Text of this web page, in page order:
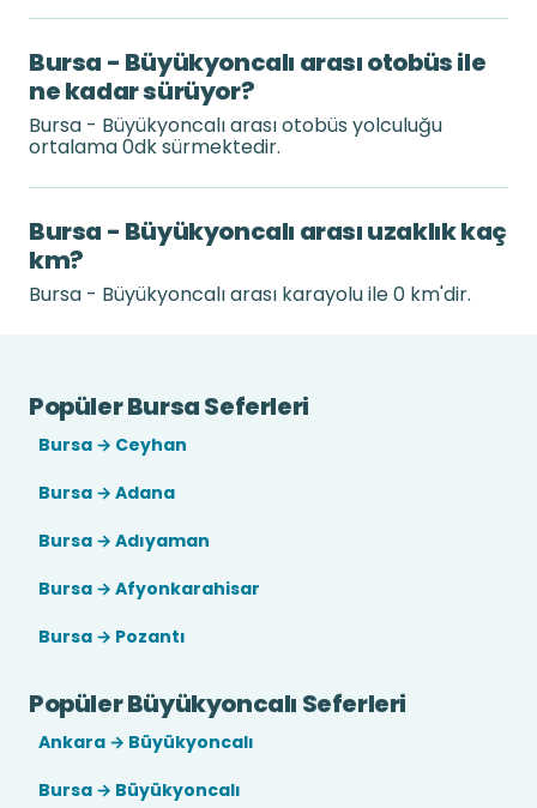
Bursa - Büyükyoncalı arası otobüs ile
ne kadar sürüyor?
Bursa - Büyükyoncalı arası otobüs yolculuğu
ortalama 0dk sürmektedir.
Bursa - Büyükyoncalı arası uzaklık kaç
km?
Bursa - Büyükyoncalı arası karayolu ile 0 km'dir.
Popüler Bursa Seferleri
Bursa → Ceyhan
Bursa → Adana
Bursa → Adıyaman
Bursa → Afyonkarahisar
Bursa → Pozantı
Popüler Büyükyoncalı Seferleri
Ankara → Büyükyoncalı
Bursa → Büyükyoncalı